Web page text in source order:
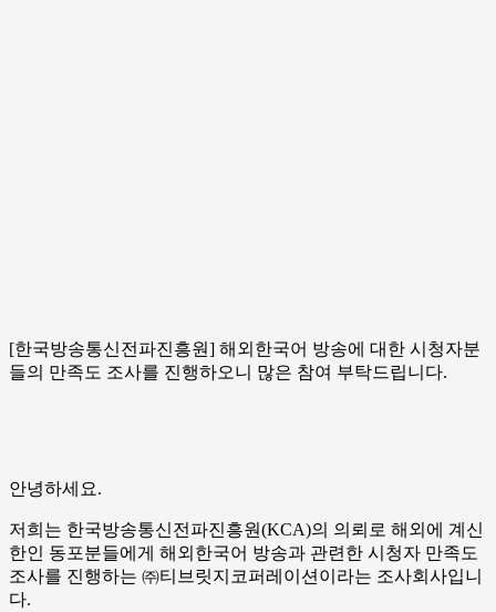
[한국방송통신전파진흥원] 해외한국어 방송에 대한 시청자분
들의 만족도 조사를 진행하오니 많은 참여 부탁드립니다.
안녕하세요.
저희는 한국방송통신전파진흥원(KCA)의 의뢰로 해외에 계신
한인 동포분들에게 해외한국어 방송과 관련한 시청자 만족도
조사를 진행하는 ㈜티브릿지코퍼레이션이라는 조사회사입니
다.